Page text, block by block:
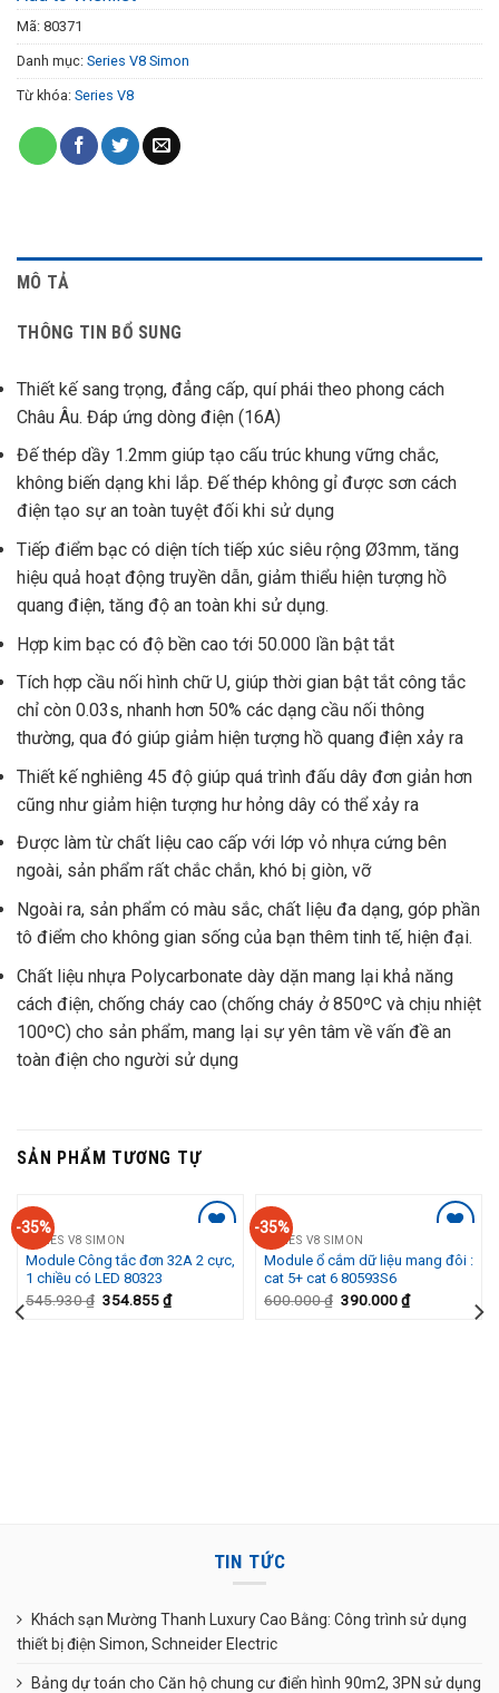
Mã: 80371
Danh mục: Series V8 Simon
Từ khóa: Series V8
MÔ TẢ
THÔNG TIN BỔ SUNG
Thiết kế sang trọng, đẳng cấp, quí phái theo phong cách
Châu Âu. Đáp ứng dòng điện (16A)
Đế thép dầy 1.2mm giúp tạo cấu trúc khung vững chắc,
không biến dạng khi lắp. Đế thép không gỉ được sơn cách
điện tạo sự an toàn tuyệt đối khi sử dụng
Tiếp điểm bạc có diện tích tiếp xúc siêu rộng Ø3mm, tăng
hiệu quả hoạt động truyền dẫn, giảm thiểu hiện tượng hồ
quang điện, tăng độ an toàn khi sử dụng.
Hợp kim bạc có độ bền cao tới 50.000 lần bật tắt
Tích hợp cầu nối hình chữ U, giúp thời gian bật tắt công tắc
chỉ còn 0.03s, nhanh hơn 50% các dạng cầu nối thông
thường, qua đó giúp giảm hiện tượng hồ quang điện xảy ra
Thiết kế nghiêng 45 độ giúp quá trình đấu dây đơn giản hơn
cũng như giảm hiện tượng hư hỏng dây có thể xảy ra
Được làm từ chất liệu cao cấp với lớp vỏ nhựa cứng bên
ngoài, sản phẩm rất chắc chắn, khó bị giòn, vỡ
Ngoài ra, sản phẩm có màu sắc, chất liệu đa dạng, góp phần
tô điểm cho không gian sống của bạn thêm tinh tế, hiện đại.
Chất liệu nhựa Polycarbonate dày dặn mang lại khả năng
cách điện, chống cháy cao (chống cháy ở 850ºC và chịu nhiệt
100ºC) cho sản phẩm, mang lại sự yên tâm về vấn đề an
toàn điện cho người sử dụng
SẢN PHẨM TƯƠNG TỰ
-35%
Add to
SERIES V8 SIMON
Module Công tắc đơn 32A 2 cực,
1 chiều có LED 80323
545.930₫ 354.855₫
-35%
Add to
SERIES V8 SIMON
Module ổ cắm dữ liệu mang đôi :
cat 5+ cat 6 80593S6
600.000₫ 390.000₫
TIN TỨC
Khách sạn Mường Thanh Luxury Cao Bằng: Công trình sử dụng
thiết bị điện Simon, Schneider Electric
Bảng dự toán cho Căn hộ chung cư điển hình 90m2, 3PN sử dụng